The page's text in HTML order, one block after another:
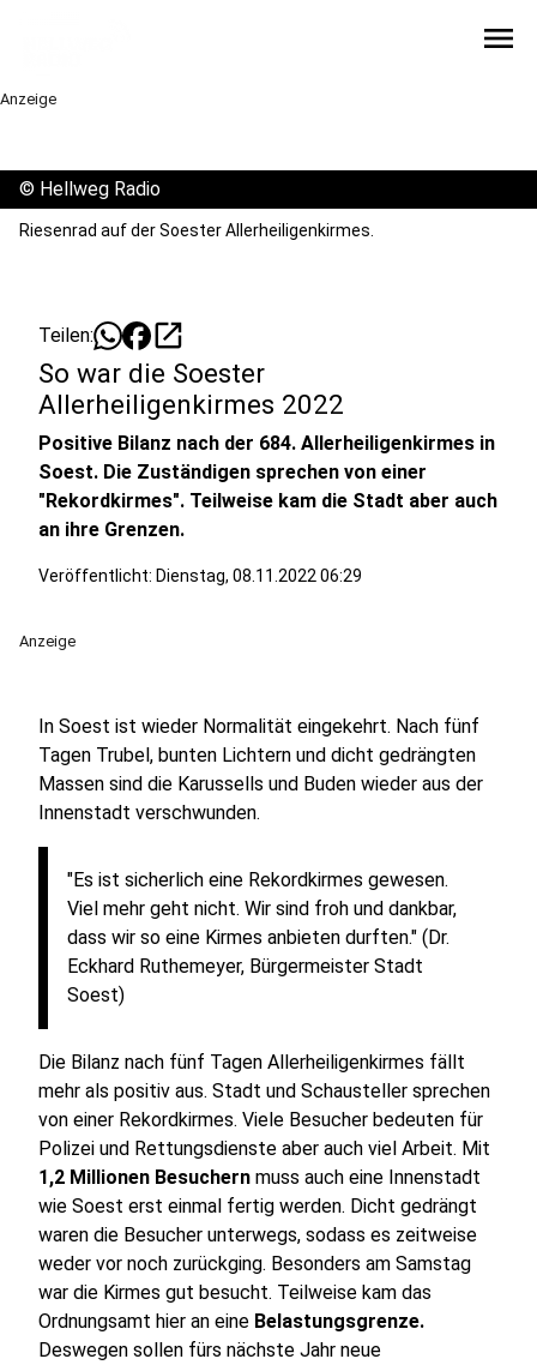
menu
Anzeige
© Hellweg Radio
Riesenrad auf der Soester Allerheiligenkirmes.
Teilen: open_in_new
So war die Soester
Allerheiligenkirmes 2022
Positive Bilanz nach der 684. Allerheiligenkirmes in
Soest. Die Zuständigen sprechen von einer
"Rekordkirmes". Teilweise kam die Stadt aber auch
an ihre Grenzen.
Veröffentlicht: Dienstag, 08.11.2022 06:29
Anzeige
In Soest ist wieder Normalität eingekehrt. Nach fünf
Tagen Trubel, bunten Lichtern und dicht gedrängten
Massen sind die Karussells und Buden wieder aus der
Innenstadt verschwunden.
"Es ist sicherlich eine Rekordkirmes gewesen.
Viel mehr geht nicht. Wir sind froh und dankbar,
dass wir so eine Kirmes anbieten durften." (Dr.
Eckhard Ruthemeyer, Bürgermeister Stadt
Soest)
Die Bilanz nach fünf Tagen Allerheiligenkirmes fällt
mehr als positiv aus. Stadt und Schausteller sprechen
von einer Rekordkirmes. Viele Besucher bedeuten für
Polizei und Rettungsdienste aber auch viel Arbeit. Mit
1,2 Millionen Besuchern muss auch eine Innenstadt
wie Soest erst einmal fertig werden. Dicht gedrängt
waren die Besucher unterwegs, sodass es zeitweise
weder vor noch zurückging. Besonders am Samstag
war die Kirmes gut besucht. Teilweise kam das
Ordnungsamt hier an eine Belastungsgrenze.
Deswegen sollen fürs nächste Jahr neue